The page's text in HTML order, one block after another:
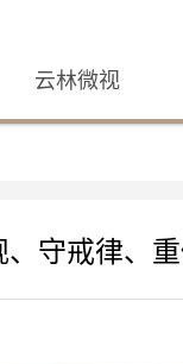
云林微视
守戒律、